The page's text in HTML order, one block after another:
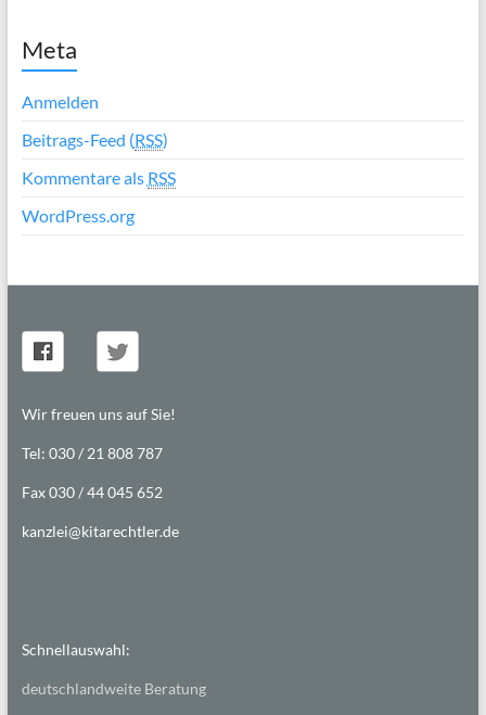
Meta
Anmelden
Beitrags-Feed (RSS)
Kommentare als RSS
WordPress.org
Wir freuen uns auf Sie!
Tel: 030 / 21 808 787
Fax 030 / 44 045 652
kanzlei@kitarechtler.de
Schnellauswahl:
deutschlandweite Beratung